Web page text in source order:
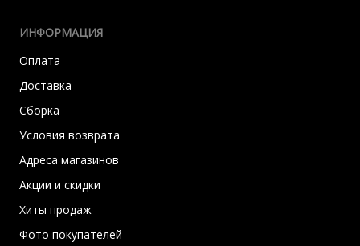
ИНФОРМАЦИЯ
Оплата
Доставка
Сборка
Условия возврата
Адреса магазинов
Акции и скидки
Хиты продаж
Фото покупателей